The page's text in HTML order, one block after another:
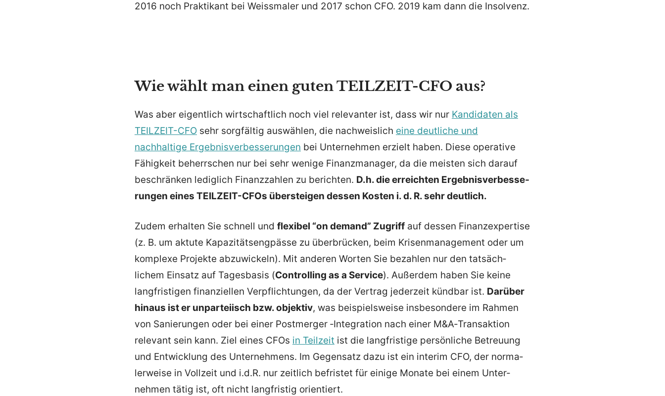
2016 noch Praktikant bei Weiss­maler und 2017 schon CFO. 2019 kam dann die Insolvenz.
Wie wählt man einen guten TEILZEIT-CFO aus?
Was aber eigentlich wirtschaftlich noch viel relevanter ist, dass wir nur Kandi­daten als
TEILZEIT-CFO sehr sorgfältig auswählen, die nachweislich eine deutliche und
nachhaltige Ergeb­nis­ver­bes­se­rungen bei Unter­nehmen erzielt haben. Diese operative
Fähigkeit beherr­schen nur bei sehr wenige Finanz­ma­nager, da die meisten sich darauf
beschränken lediglich Finanz­zahlen zu berichten. D.h. die erreichten Ergeb­nis­ver­bes­se­
rungen eines TEILZEIT-CFOs übersteigen dessen Kosten i. d. R. sehr deutlich.
Zudem erhalten Sie schnell und flexibel “on demand” Zugriff auf dessen Finanz­ex­pertise
(z. B. um aktute Kapazi­täts­eng­pässe zu überbrücken, beim Krisen­ma­nagement oder um
komplexe Projekte abzuwi­ckeln). Mit anderen Worten Sie bezahlen nur den tatsäch­
lichem Einsatz auf Tages­basis (Controlling as a Service). Außerdem haben Sie keine
langfris­tigen finan­zi­ellen Verpflich­tungen, da der Vertrag jederzeit kündbar ist. Darüber
hinaus ist er unpar­teiisch bzw. objektiv, was beispiels­weise insbe­sondere im Rahmen
von Sanie­rungen oder bei einer Postmerger ‑Integration nach einer M&A‑Transaktion
relevant sein kann. Ziel eines CFOs in Teilzeit ist die langfristige persön­liche Betreuung
und Entwicklung des Unter­nehmens. Im Gegensatz dazu ist ein interim CFO, der norma­
ler­weise in Vollzeit und i.d.R. nur zeitlich befristet für einige Monate bei einem Unter­
nehmen tätig ist, oft nicht langfristig orientiert.